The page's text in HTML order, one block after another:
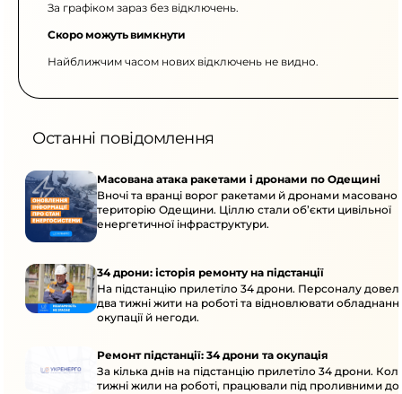
За графіком зараз без відключень.
Скоро можуть вимкнути
Найближчим часом нових відключень не видно.
Останні повідомлення
Масована атака ракетами і дронами по Одещині
Вночі та вранці ворог ракетами й дронами масовано
територію Одещини. Ціллю стали об’єкти цивільної
енергетичної інфраструктури.
34 дрони: історія ремонту на підстанції
На підстанцію прилетіло 34 дрони. Персоналу
два тижні жити на роботі та відновлювати
окупації й негоди.
Ремонт підстанції: 34 дрони та окупація
За кілька днів на підстанцію прилетіло 34 дрони.
тижні жили на роботі, працювали під проливними